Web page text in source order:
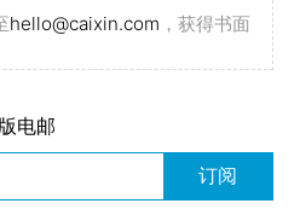
hello@caixin.com ，获得书面
电邮
订阅